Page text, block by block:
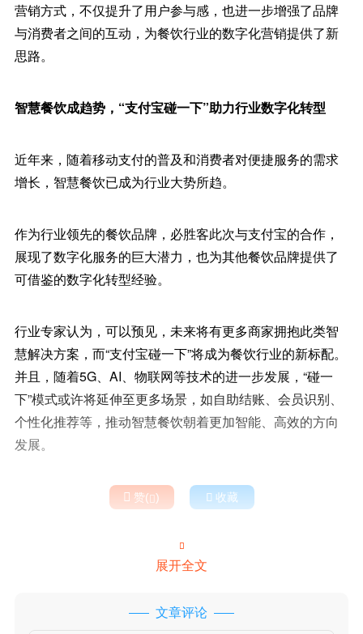
营销方式，不仅提升了用户参与感，也进一步增强了品牌
与消费者之间的互动，为餐饮行业的数字化营销提供了新
思路。
智慧餐饮成趋势，“支付宝碰一下”助力行业数字化转型
近年来，随着移动支付的普及和消费者对便捷服务的需求
增长，智慧餐饮已成为行业大势所趋。
作为行业领先的餐饮品牌，必胜客此次与支付宝的合作，
展现了数字化服务的巨大潜力，也为其他餐饮品牌提供了
可借鉴的数字化转型经验。
行业专家认为，可以预见，未来将有更多商家拥抱此类智
慧解决方案，而“支付宝碰一下”将成为餐饮行业的新标配。
并且，随着5G、AI、物联网等技术的进一步发展，“碰一
下”模式或许将延伸至更多场景，如自助结账、会员识别、
个性化推荐等，推动智慧餐饮朝着更加智能、高效的方向
发展。
 赞()  收藏

展开全文
文章评论